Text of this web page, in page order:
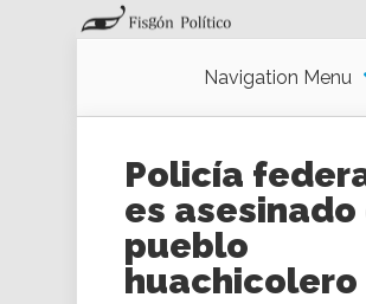
Navigation Menu
Policía
es asesinado
pueblo
huachicolero